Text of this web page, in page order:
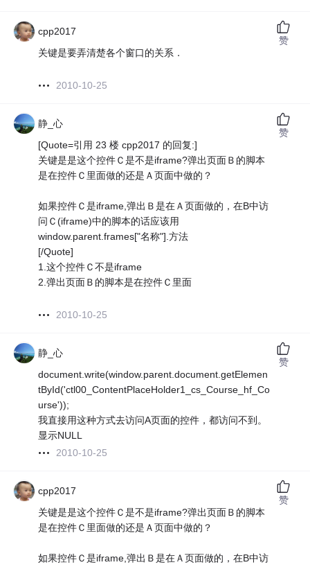
cpp2017
关键是要弄清楚各个窗口的关系．
2010-10-25
赞
静_心
[Quote=引用 23 楼 cpp2017 的回复:]
关键是是这个控件Ｃ是不是iframe?弹出页面Ｂ的脚本
是在控件Ｃ里面做的还是Ａ页面中做的？
如果控件Ｃ是iframe,弹出Ｂ是在Ａ页面做的，在B中访
问Ｃ(iframe)中的脚本的话应该用
window.parent.frames["名称"].方法
[/Quote]
1.这个控件Ｃ不是iframe
2.弹出页面Ｂ的脚本是在控件Ｃ里面
2010-10-25
赞
静_心
document.write(window.parent.document.getElemen
tById('ctl00_ContentPlaceHolder1_cs_Course_hf_Co
urse'));
我直接用这种方式去访问A页面的控件，都访问不到。
显示NULL
2010-10-25
赞
cpp2017
关键是是这个控件Ｃ是不是iframe?弹出页面Ｂ的脚本
是在控件Ｃ里面做的还是Ａ页面中做的？
如果控件Ｃ是iframe,弹出Ｂ是在Ａ页面做的，在B中访
赞